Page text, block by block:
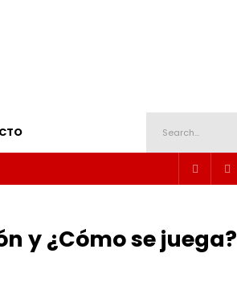
y ¿Cómo se juega?